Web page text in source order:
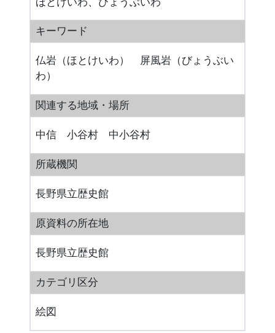
キーワード
仏岩（ほとけいわ） 屏風岩（びょうぶい
わ）
関連する地域・場所
中信 小谷村 中小谷村
所蔵機関
長野県立歴史館
原資料の所在地
長野県立歴史館
カテゴリ区分
絵図